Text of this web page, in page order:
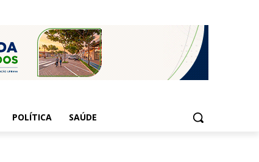
POLÍTICA SAÚDE